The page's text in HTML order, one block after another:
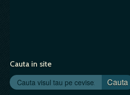
Cauta in site
Cauta